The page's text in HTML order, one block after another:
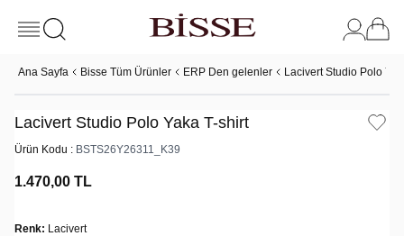
Ana Sayfa Bisse Tüm Ürünler ERP Den gelenler Lacivert Studio Polo
Lacivert Studio Polo Yaka T-shirt
Ürün Kodu : BSTS26Y26311_K39
1.470,00 TL
Renk: Lacivert